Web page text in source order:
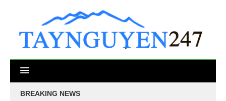
BREAKING NEWS